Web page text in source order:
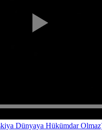
Dünyaya Hükümdar